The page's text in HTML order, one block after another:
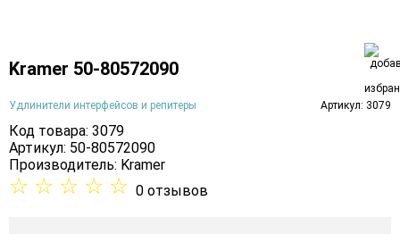
Kramer 50-80572090
Удлинители интерфейсов и репитеры Артикул: 3079
Код товара: 3079
Артикул: 50-80572090
Производитель: Kramer
☆ ☆ ☆ ☆ ☆ 0 отзывов